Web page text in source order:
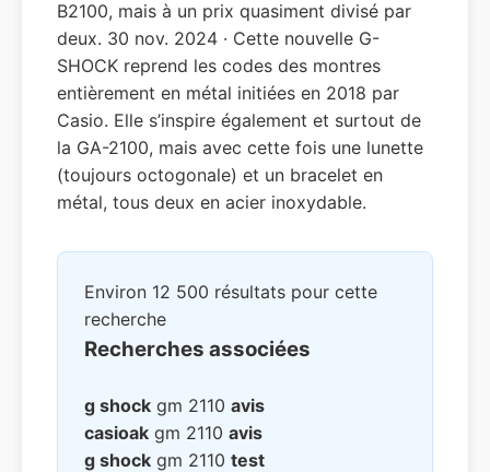
B2100, mais à un prix quasiment divisé par
deux. 30 nov. 2024 · Cette nouvelle G-
SHOCK reprend les codes des montres
entièrement en métal initiées en 2018 par
Casio. Elle s’inspire également et surtout de
la GA-2100, mais avec cette fois une lunette
(toujours octogonale) et un bracelet en
métal, tous deux en acier inoxydable.
Environ 12 500 résultats pour cette
recherche
Recherches associées
g shock gm 2110 avis
casioak gm 2110 avis
g shock gm 2110 test